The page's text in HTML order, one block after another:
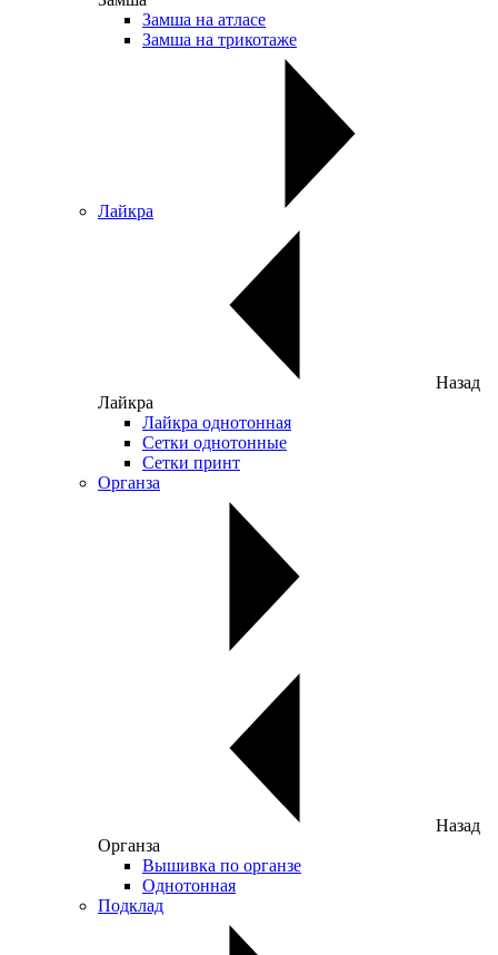
Замша на атласе
Замша на трикотаже
Лайкра
Назад
Лайкра
Лайкра однотонная
Сетки однотонные
Сетки принт
Органза
Назад
Органза
Вышивка по органзе
Однотонная
Подклад